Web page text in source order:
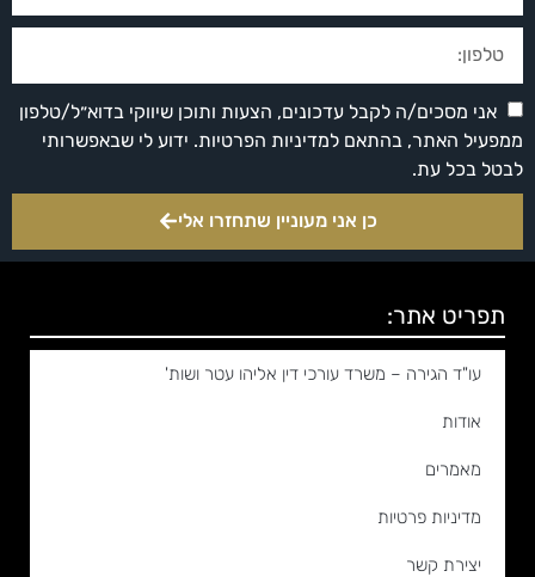
אני מסכים/ה לקבל עדכונים, הצעות ותוכן שיווקי בדוא״ל/טלפון
ממפעיל האתר, בהתאם למדיניות הפרטיות. ידוע לי שבאפשרותי
לבטל בכל עת.
כן אני מעוניין שתחזרו אלי
תפריט אתר:
עו"ד הגירה – משרד עורכי דין אליהו עטר ושות'
אודות
מאמרים
מדיניות פרטיות
יצירת קשר